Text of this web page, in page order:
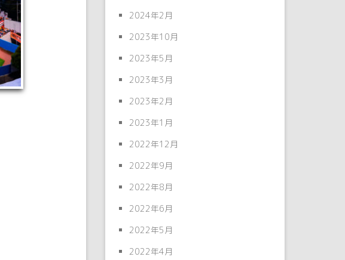
2024年2月
2023年10月
2023年5月
2023年3月
2023年2月
2023年1月
2022年12月
2022年9月
2022年8月
2022年6月
2022年5月
2022年4月